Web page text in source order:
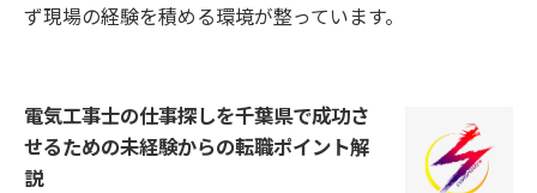
ず現場の経験を積める環境が整っています。
電気工事士の仕事探しを千葉県で成功さ
せるための未経験からの転職ポイント解
説